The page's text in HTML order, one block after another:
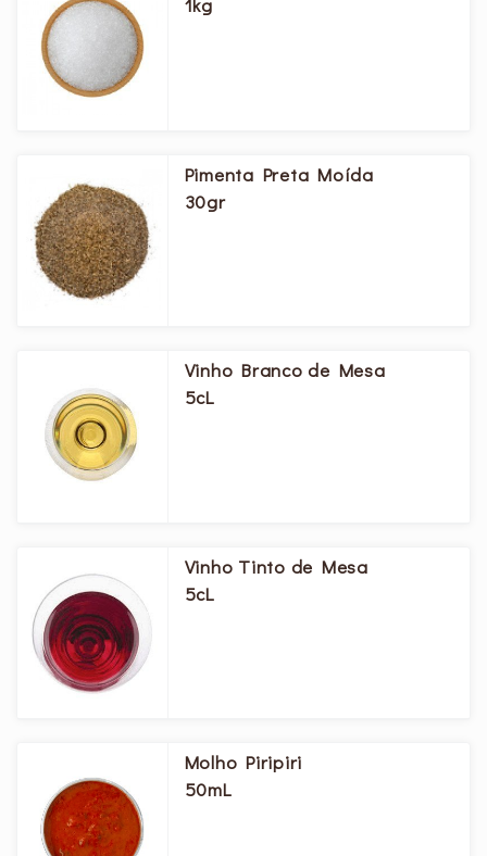
Pimenta Preta Moída
30gr
Vinho Branco de Mesa
5cL
Vinho Tinto de Mesa
5cL
Molho Piripiri
50mL